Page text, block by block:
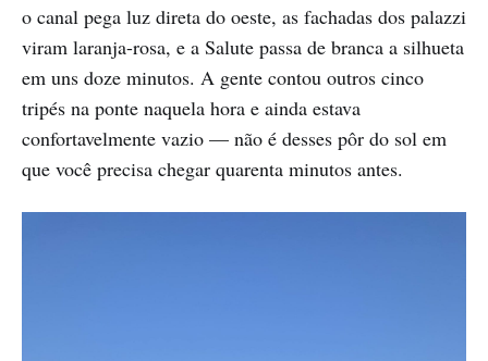
o canal pega luz direta do oeste, as fachadas dos palazzi
viram laranja-rosa, e a Salute passa de branca a silhueta
em uns doze minutos. A gente contou outros cinco
tripés na ponte naquela hora e ainda estava
confortavelmente vazio — não é desses pôr do sol em
que você precisa chegar quarenta minutos antes.